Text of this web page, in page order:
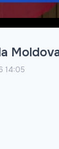
14:05